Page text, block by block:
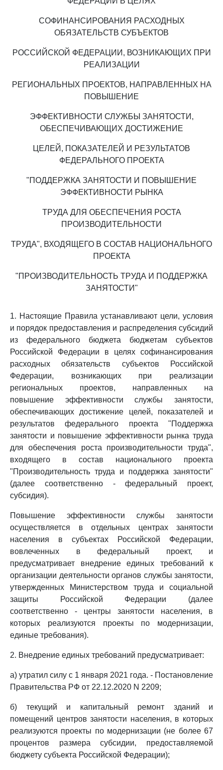
СОФИНАНСИРОВАНИЯ РАСХОДНЫХ
ОБЯЗАТЕЛЬСТВ СУБЪЕКТОВ
РОССИЙСКОЙ ФЕДЕРАЦИИ, ВОЗНИКАЮЩИХ ПРИ
РЕАЛИЗАЦИИ
РЕГИОНАЛЬНЫХ ПРОЕКТОВ, НАПРАВЛЕННЫХ НА
ПОВЫШЕНИЕ
ЭФФЕКТИВНОСТИ СЛУЖБЫ ЗАНЯТОСТИ,
ОБЕСПЕЧИВАЮЩИХ ДОСТИЖЕНИЕ
ЦЕЛЕЙ, ПОКАЗАТЕЛЕЙ И РЕЗУЛЬТАТОВ
ФЕДЕРАЛЬНОГО ПРОЕКТА
"ПОДДЕРЖКА ЗАНЯТОСТИ И ПОВЫШЕНИЕ
ЭФФЕКТИВНОСТИ РЫНКА
ТРУДА ДЛЯ ОБЕСПЕЧЕНИЯ РОСТА
ПРОИЗВОДИТЕЛЬНОСТИ
ТРУДА", ВХОДЯЩЕГО В СОСТАВ НАЦИОНАЛЬНОГО
ПРОЕКТА
"ПРОИЗВОДИТЕЛЬНОСТЬ ТРУДА И ПОДДЕРЖКА
ЗАНЯТОСТИ"
1. Настоящие Правила устанавливают цели, условия
и порядок предоставления и распределения субсидий
из федерального бюджета бюджетам субъектов
Российской Федерации в целях софинансирования
расходных обязательств субъектов Российской
Федерации, возникающих при реализации
региональных проектов, направленных на
повышение эффективности службы занятости,
обеспечивающих достижение целей, показателей и
результатов федерального проекта "Поддержка
занятости и повышение эффективности рынка труда
для обеспечения роста производительности труда",
входящего в состав национального проекта
"Производительность труда и поддержка занятости"
(далее соответственно - федеральный проект,
субсидия).
Повышение эффективности службы занятости
осуществляется в отдельных центрах занятости
населения в субъектах Российской Федерации,
вовлеченных в федеральный проект, и
предусматривает внедрение единых требований к
организации деятельности органов службы занятости,
утвержденных Министерством труда и социальной
защиты Российской Федерации (далее
соответственно - центры занятости населения, в
которых реализуются проекты по модернизации,
единые требования).
2. Внедрение единых требований предусматривает:
а) утратил силу с 1 января 2021 года. - Постановление
Правительства РФ от 22.12.2020 N 2209;
б) текущий и капитальный ремонт зданий и
помещений центров занятости населения, в которых
реализуются проекты по модернизации (не более 67
процентов размера субсидии, предоставляемой
бюджету субъекта Российской Федерации);